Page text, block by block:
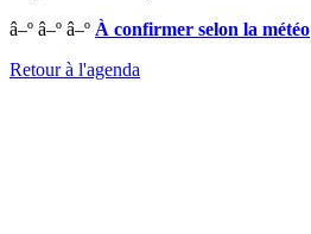
â–º â–º â–º À confirmer selon la météo
Retour à l'agenda